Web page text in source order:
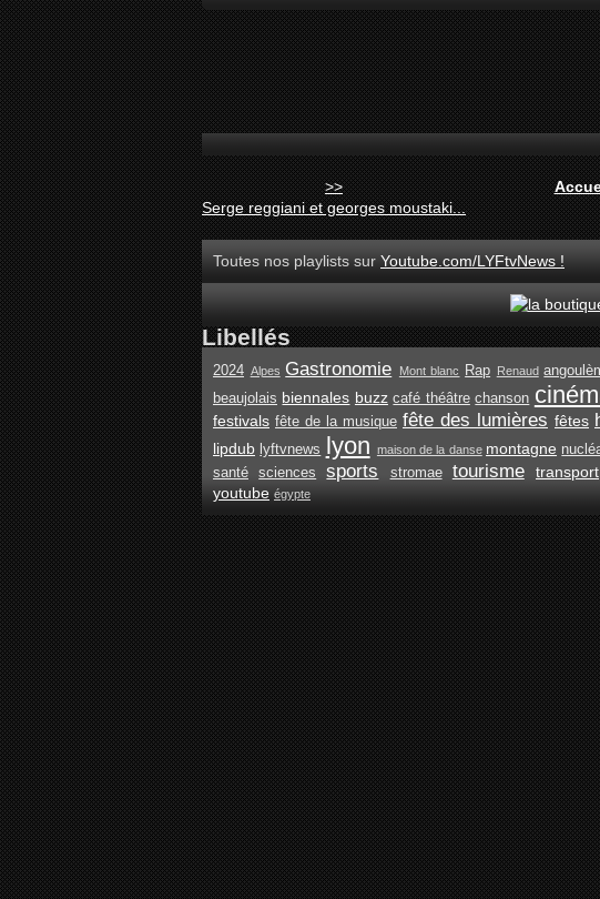
>>
Serge reggiani et georges moustaki...
Toutes nos playlists sur Youtube.com/LYFtvNews !
Libellés
2024 Alpes Gastronomie Mont blanc Rap Renaud
beaujolais biennales buzz café théâtre chanson
festivals fête de la musique fête des lumières fêtes
lipdub lyftvnews lyon maison de la danse montagne
santé sciences sports stromae tourisme transport
youtube égypte